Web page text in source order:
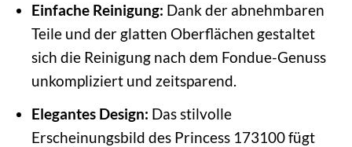
Einfache Reinigung: Dank der abnehmbaren
Teile und der glatten Oberflächen gestaltet
sich die Reinigung nach dem Fondue-Genuss
unkompliziert und zeitsparend.
Elegantes Design: Das stilvolle
Erscheinungsbild des Princess 173100 fügt